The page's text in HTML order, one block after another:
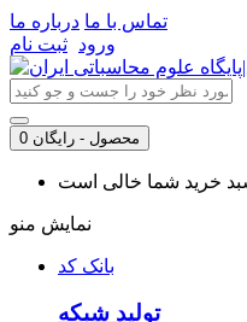
تماس با ما درباره ما
ورود ثبت نام
0 محصول - رایگان
نمایش منو
بانک کد
تولید شبکه